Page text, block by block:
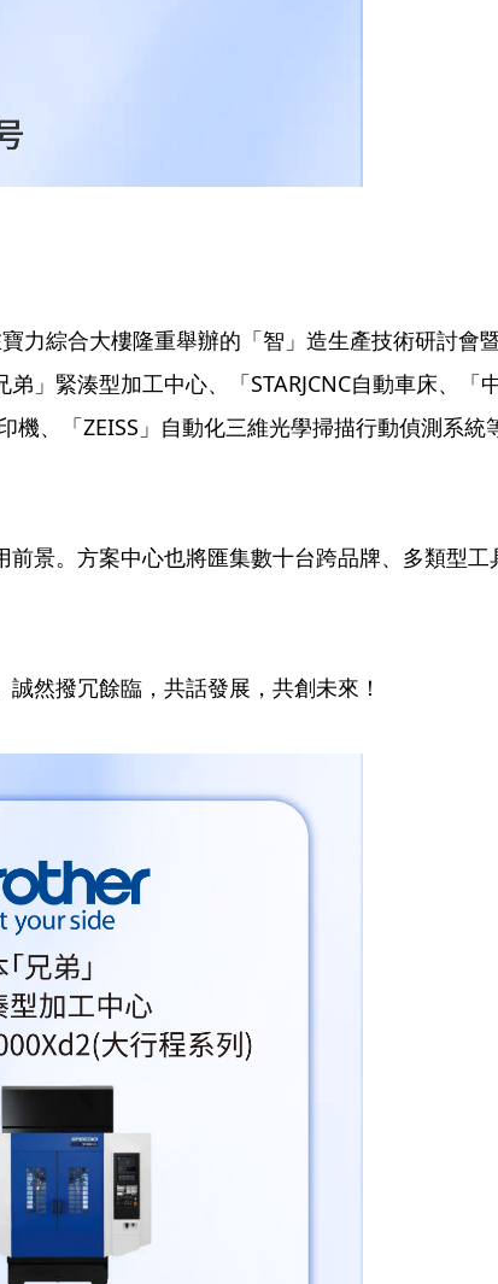
力綜合大樓隆重舉辦的「智」造生產技術研討會
」緊湊型加工中心、「STARJCNC自動車床、「
、「ZEISS」自動化三維光學掃描行動偵測系
景。方案中心也將匯集數十台跨品牌、多類型
然撥冗餘臨，共話發展，共創未來！